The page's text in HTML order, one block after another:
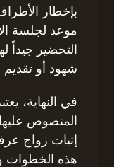
بإخطار
موعد لجلسة
التحضير جيداً
شهود أو تقديم
في النهاية،
المنصوص
إثبات زواج
هذه الخطوات